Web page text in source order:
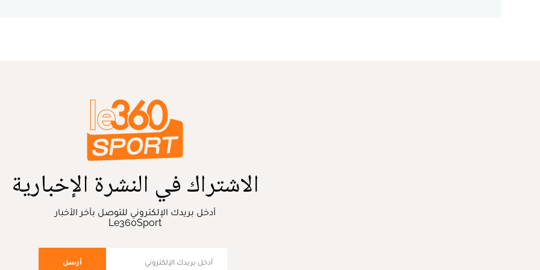
الاشتراك في النشرة الإخبارية
أدخل بريدك الإلكتروني للتوصل بآخر الأخبار
Le360Sport
أرسل